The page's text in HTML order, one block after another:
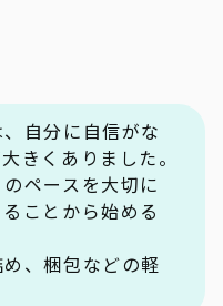
自分に自信がな
きくありました。
ペースを大切に
ことから始める
、梱包などの軽